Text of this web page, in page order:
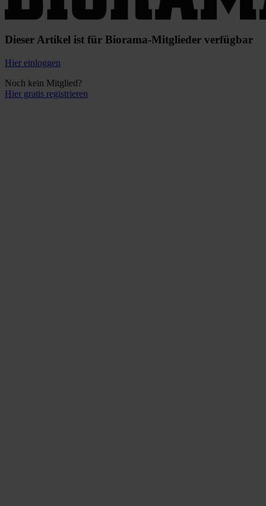
Dieser Artikel ist für Biorama-Mitglieder verfügbar
Hier einloggen
Noch kein Mitglied?
Hier gratis registrieren